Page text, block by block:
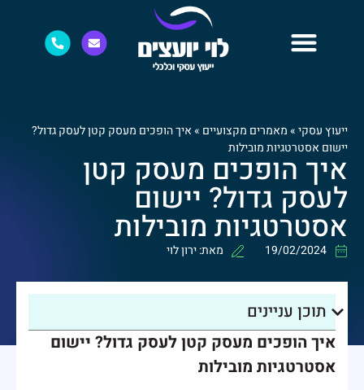
ייעוץ עסקי»מאמרים מקצועיים »איך הופכים מעסק קטן לעסק גדול?
יישום אסטרטגיות מובילות
איך הופכים מעסק קטן
לעסק גדול? יישום
אסטרטגיות מובילות
19/02/2024 מאת:ירון לוי
תוכן עניינים
איך הופכים מעסק קטן לעסק גדול? יישום
אסטרטגיות מובילות